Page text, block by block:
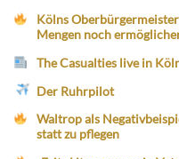
Kölns
Mengen noch
The Casualties live in
Der Ruhrpilot
Waltrop als
statt zu pflegen